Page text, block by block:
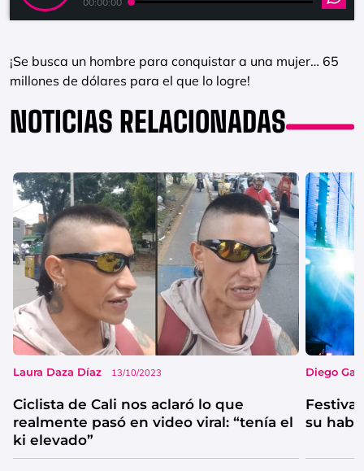
00:00:00
¡Se busca un hombre para conquistar a una mujer… 65
millones de dólares para el que lo logre!
NOTICIAS RELACIONADAS
Laura Daza Díaz 13/10/2023
Ciclista de Cali nos aclaró lo que
realmente pasó en video viral: “tenía el
ki elevado”
Diego
su